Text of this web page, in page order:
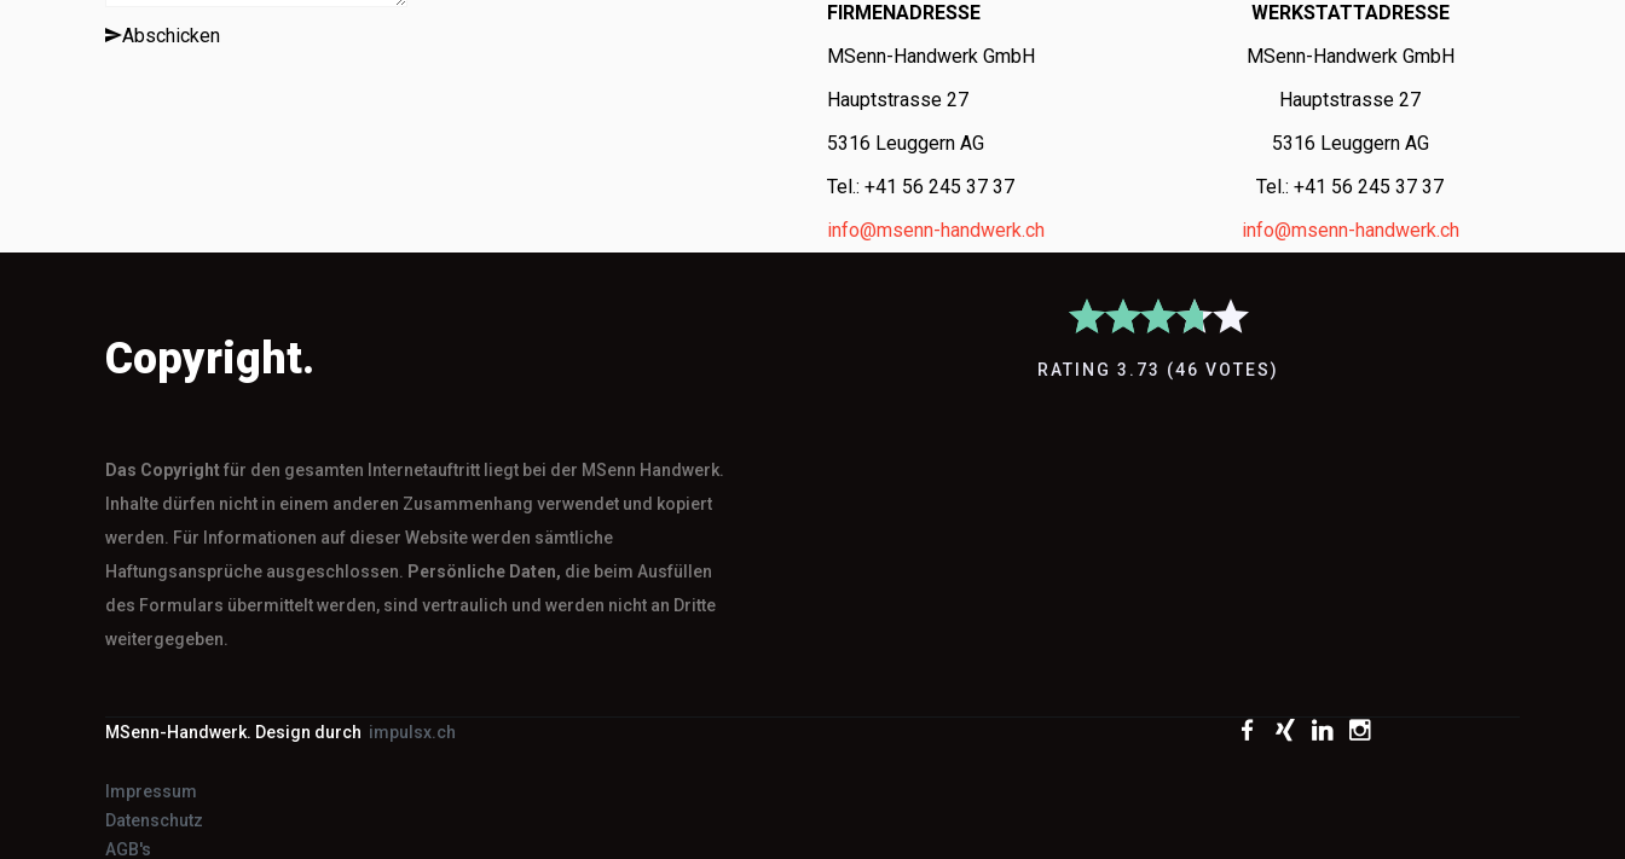
Abschicken
FIRMENADRESSE
MSenn-Handwerk GmbH
Hauptstrasse 27
5316 Leuggern AG
Tel.: +41 56 245 37 37
info@msenn-handwerk.ch
WERKSTATTADRESSE
MSenn-Handwerk GmbH
Hauptstrasse 27
5316 Leuggern AG
Tel.: +41 56 245 37 37
info@msenn-handwerk.ch
Copyright.
Das Copyrightfür den gesamten Internetauftritt liegt bei der MSenn Handwerk.
Inhalte dürfen nicht in einem anderen Zusammenhang verwendet und kopiert
werden. Für Informationen auf dieser Website werden sämtliche
Haftungsansprüche ausgeschlossen. Persönliche Daten, die beim Ausfüllen
des Formulars übermittelt werden, sind vertraulich und werden nicht an Dritte
weitergegeben.
RATING3.73 (46 VOTES)
MSenn-Handwerk. Design durch impulsx.ch
Impressum
Datenschutz
AGB's